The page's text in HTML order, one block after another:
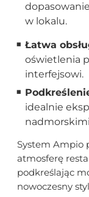
w lokalu.
Łatwa
oświetlenia
interfejsowi.
idealnie
System Ampio
atmosferę
podkreślając
nowoczesny